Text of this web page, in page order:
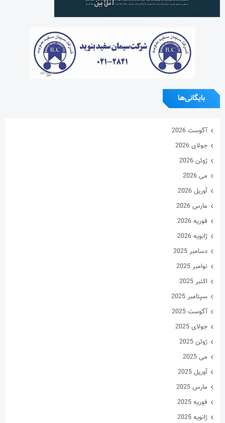
بایگانی‌ها
آگوست 2026
جولای 2026
ژوئن 2026
می 2026
آوریل 2026
مارس 2026
فوریه 2026
ژانویه 2026
دسامبر 2025
نوامبر 2025
اکتبر 2025
سپتامبر 2025
آگوست 2025
جولای 2025
ژوئن 2025
می 2025
آوریل 2025
مارس 2025
فوریه 2025
ژانویه 2025